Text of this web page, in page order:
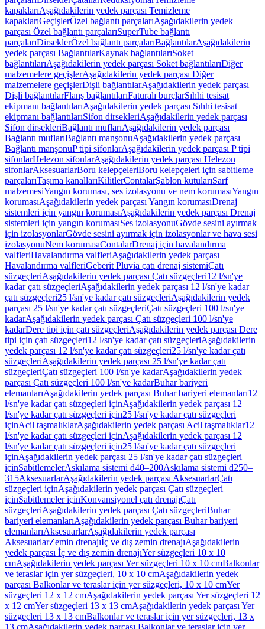
kapaklarıAşağıdakilerin yedek parçası Temizleme
kapaklarıGeçişlerÖzel bağlantı parçalarıAşağıdakilerin yedek
parçası Özel bağlantı parçalarıSuperTube bağlantı
parçalarıDirseklerÖzel bağlantı parçalarıBağlantılarAşağıdakilerin
yedek parçası BağlantılarKaynak bağlantılarıSoket
bağlantılarıAşağıdakilerin yedek parçası Soket bağlantılarıDiğer
malzemelere geçişlerAşağıdakilerin yedek parçası Diğer
malzemelere geçişlerDişli bağlantılarAşağıdakilerin yedek parçası
Dişli bağlantılarFlanş bağlantılarıFaturalı burçlarSıhhi tesisat
ekipmanı bağlantılarıAşağıdakilerin yedek parçası Sıhhi tesisat
ekipmanı bağlantılarıSifon dirsekleriAşağıdakilerin yedek parçası
Sifon dirsekleriBağlantı muflarıAşağıdakilerin yedek parçası
Bağlantı muflarıBağlantı manşonuAşağıdakilerin yedek parçası
Bağlantı manşonuP tipi sifonlarAşağıdakilerin yedek parçası P tipi
sifonlarHelezon sifonlarAşağıdakilerin yedek parçası Helezon
sifonlarAksesuarlarBoru kelepçeleriBoru kelepçeleri için sabitleme
parçalarıTaşıma kanallarıKilitlerContalarŞablon kutularıSarf
malzemesiYangın koruması, ses izolasyonu ve nem korumasıYangın
korumasıAşağıdakilerin yedek parçası Yangın korumasıDrenaj
sistemleri için yangın korumasıAşağıdakilerin yedek parçası Drenaj
sistemleri için yangın korumasıSes izolasyonuGövde sesini ayırmak
için izolasyonlarGövde sesini ayırmak için izolasyonlar ve hava sesi
izolasyonuNem korumasıContalarDrenaj için havalandırma
valfleriHavalandırma valfleriAşağıdakilerin yedek parçası
Havalandırma valfleriGeberit Pluvia çatı drenaj sistemiÇatı
süzgeçleriAşağıdakilerin yedek parçası Çatı süzgeçleri12 l/sn'ye
kadar çatı süzgeçleriAşağıdakilerin yedek parçası 12 l/sn'ye kadar
çatı süzgeçleri25 l/sn'ye kadar çatı süzgeçleriAşağıdakilerin yedek
parçası 25 l/sn'ye kadar çatı süzgeçleriÇatı süzgeçleri 100 l/sn'ye
kadarAşağıdakilerin yedek parçası Çatı süzgeçleri 100 l/sn'ye
kadarDere tipi için çatı süzgeçleriAşağıdakilerin yedek parçası Dere
tipi için çatı süzgeçleri12 l/sn'ye kadar çatı süzgeçleriAşağıdakilerin
yedek parçası 12 l/sn'ye kadar çatı süzgeçleri25 l/sn'ye kadar çatı
süzgeçleriAşağıdakilerin yedek parçası 25 l/sn'ye kadar çatı
süzgeçleriÇatı süzgeçleri 100 l/sn'ye kadarAşağıdakilerin yedek
parçası Çatı süzgeçleri 100 l/sn'ye kadarBuhar bariyeri
elemanlarıAşağıdakilerin yedek parçası Buhar bariyeri elemanları12
l/sn'ye kadar çatı süzgeçleri içinAşağıdakilerin yedek parçası 12
l/sn'ye kadar çatı süzgeçleri için25 l/sn'ye kadar çatı süzgeçleri
içinAcil taşmalıklarAşağıdakilerin yedek parçası Acil taşmalıklar12
l/sn'ye kadar çatı süzgeçleri içinAşağıdakilerin yedek parçası 12
l/sn'ye kadar çatı süzgeçleri için25 l/sn'ye kadar çatı süzgeçleri
içinAşağıdakilerin yedek parçası 25 l/sn'ye kadar çatı süzgeçleri
içinSabitlemelerAskılama sistemi d40–200Askılama sistemi d250–
315AksesuarlarAşağıdakilerin yedek parçası AksesuarlarÇatı
süzgeçleri içinAşağıdakilerin yedek parçası Çatı süzgeçleri
içinSabitlemeler içinKonvansiyonel çatı drenajıÇatı
süzgeçleriAşağıdakilerin yedek parçası Çatı süzgeçleriBuhar
bariyeri elemanlarıAşağıdakilerin yedek parçası Buhar bariyeri
elemanlarıAksesuarlarAşağıdakilerin yedek parçası
AksesuarlarZemin drenajıİç ve dış zemin drenajıAşağıdakilerin
yedek parçası İç ve dış zemin drenajıYer süzgeçleri 10 x 10
cmAşağıdakilerin yedek parçası Yer süzgeçleri 10 x 10 cmBalkonlar
ve teraslar için yer süzgeçleri, 10 x 10 cmAşağıdakilerin yedek
parçası Balkonlar ve teraslar için yer süzgeçleri, 10 x 10 cmYer
süzgeçleri 12 x 12 cmAşağıdakilerin yedek parçası Yer süzgeçleri 12
x 12 cmYer süzgeçleri 13 x 13 cmAşağıdakilerin yedek parçası Yer
süzgeçleri 13 x 13 cmBalkonlar ve teraslar için yer süzgeçleri, 13 x
13 cmAşağıdakilerin yedek parçası Balkonlar ve teraslar için yer